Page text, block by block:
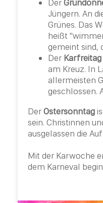
Der
Jüngern. An
Grünes. Das
heißt
gemeint sind,
Der Karfreitag
am Kreuz. In
allermeisten
geschlossen.
DerOstersonntag
sein. Christinnen
ausgelassen die
Mit der Karwoche
dem Karneval